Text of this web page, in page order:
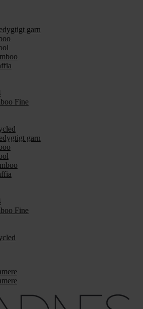
garn
Fine
garn
Fine